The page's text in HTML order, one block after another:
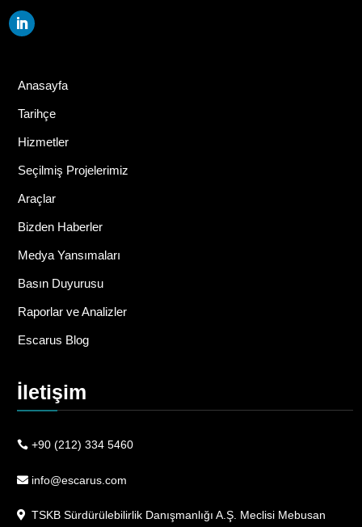
Anasayfa
Tarihçe
Hizmetler
Seçilmiş Projelerimiz
Araçlar
Bizden Haberler
Medya Yansımaları
Basın Duyurusu
Raporlar ve Analizler
Escarus Blog
İletişim
+90 (212) 334 5460
info@escarus.com
TSKB Sürdürülebilirlik Danışmanlığı A.Ş. Meclisi Mebusan